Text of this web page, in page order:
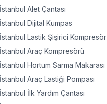
İstanbul Alet Çantası
İstanbul Dijital Kumpas
İstanbul Lastik Şişirici Kompresör
İstanbul Araç Kompresörü
İstanbul Hortum Sarma Makarası
İstanbul Araç Lastiği Pompası
İstanbul İlk Yardım Çantası